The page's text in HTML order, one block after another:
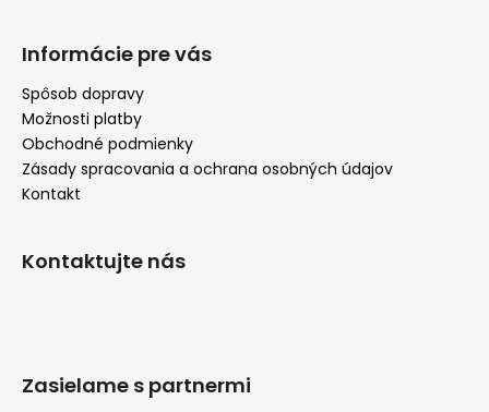
Informácie pre vás
Spôsob dopravy
Možnosti platby
Obchodné podmienky
Zásady spracovania a ochrana osobných údajov
Kontakt
Kontaktujte nás
Zasielame s partnermi